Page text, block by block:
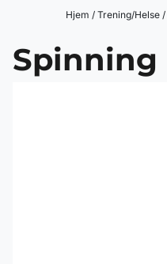
Hjem / Trening/Helse /
Spinning